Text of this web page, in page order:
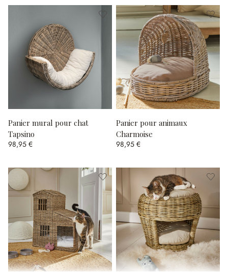
Panier mural pour chat
Tapsino
98,95 €
Panier pour animaux
Charmoise
98,95 €